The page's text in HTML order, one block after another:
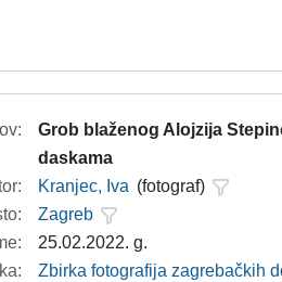
Grob blaženog Alojzija
daskama
Kranjec, Iva (fotograf)
Zagreb
25.02.2022. g.
Zbirka fotografija zagrebačkih